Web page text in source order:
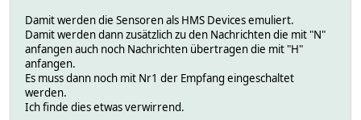
Damit werden die Sensoren als HMS Devices emuliert.
Damit werden dann zusätzlich zu den Nachrichten die mit "N"
anfangen auch noch Nachrichten übertragen die mit "H"
anfangen.
Es muss dann noch mit Nr1 der Empfang eingeschaltet
werden.
Ich finde dies etwas verwirrend.